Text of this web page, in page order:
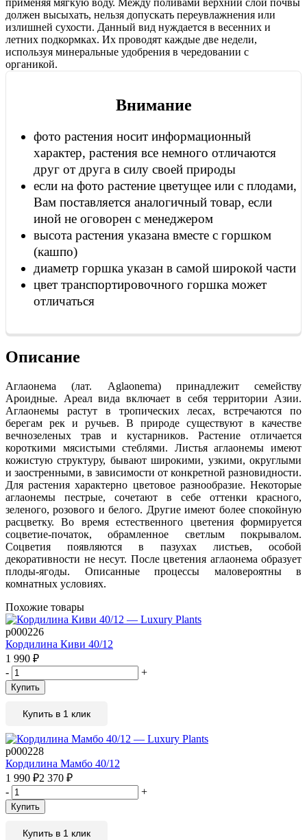
должен высыхать, нельзя допускать переувлажнения или
излишней сухости. Данный вид нуждается в весенних и
летних подкормках. Их проводят каждые две недели,
используя минеральные удобрения в чередовании с
органикой.
Внимание
фото растения носит информационный
характер, растения все немного отличаются
друг от друга в силу своей природы
если на фото растение цветущее или с плодами,
Вам поставляется аналогичный товар, если
иной не оговорен с менеджером
высота растения указана вместе с горшком
(кашпо)
диаметр горшка указан в самой широкой части
цвет транспортировочного горшка может
отличаться
Описание
Аглаонема (лат. Aglaonema) принадлежит семейству
Ароидные. Ареал вида включает в себя территории Азии.
Аглаонемы растут в тропических лесах, встречаются по
берегам рек и ручьев. В природе существуют в качестве
вечнозеленых трав и кустарников. Растение отличается
короткими мясистыми стеблями. Листья аглаонемы имеют
кожистую структуру, бывают широкими, узкими, округлыми
и заостренными, в зависимости от конкретной разновидности.
Для растения характерно цветовое разнообразие. Некоторые
аглаонемы пестрые, сочетают в себе оттенки красного,
зеленого, розового и белого. Другие имеют более спокойную
расцветку. Во время естественного цветения формируется
соцветие-початок, обрамленное светлым покрывалом.
Соцветия появляются в пазухах листьев, особой
декоративности не несут. После цветения аглаонема образует
плоды-ягоды. Описанные процессы маловероятны в
комнатных условиях.
Похожие товары
р000226
Кордилина Киви 40/12
1 990 ₽
-
+
Купить
Купить в 1 клик
р000228
Кордилина Мамбо 40/12
1 990 ₽2 370 ₽
-
+
Купить
Купить в 1 клик